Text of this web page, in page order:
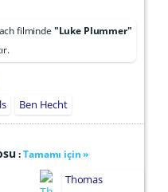
filminde "Luke Plummer"
Ben Hecht
:Tamamı için »
Thomas